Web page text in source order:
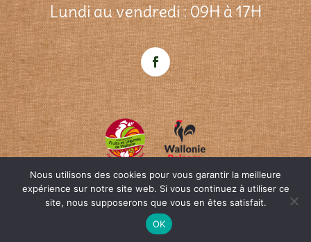
Lundi au vendredi : 09H à 17H
© ifel-w.be Une créationOpenWeb&Agence
Qui sommes-nous?
Nous utilisons des cookies pour vous garantir la meilleure
expérience sur notre site web. Si vous continuez à utiliser ce
site, nous supposerons que vous en êtes satisfait.
OK